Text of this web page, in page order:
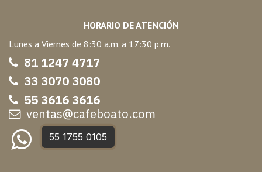
HORARIO DE ATENCIÓN
Lunes a Viernes de 8:30 a.m. a 17:30 p.m.
81 1247 4717
33 3070 3080
55 3616 3616
ventas@cafeboato.com
55 1755 0105